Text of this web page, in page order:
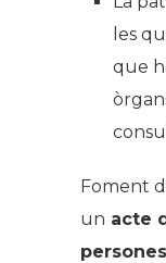
les
que
Foment
un acte